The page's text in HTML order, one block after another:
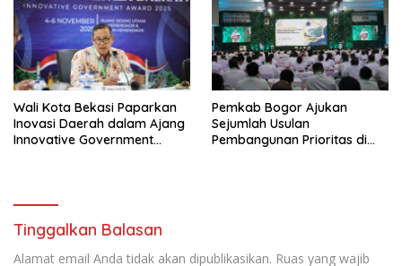
Wali Kota Bekasi Paparkan
Inovasi Daerah dalam Ajang
Innovative Government
Pemkab Bogor Ajukan
Sejumlah Usulan
Pembangunan Prioritas di
Tinggalkan Balasan
Alamat email Anda tidak akan dipublikasikan. Ruas yang wajib